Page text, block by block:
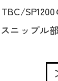
ニップル